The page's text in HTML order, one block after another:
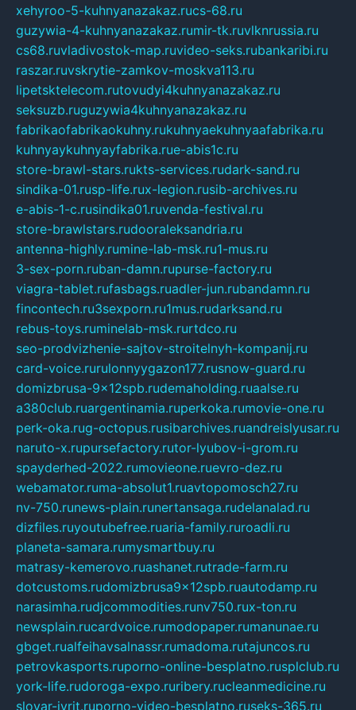
xehyroo-5-kuhnyanazakaz.rucs-68.ru
guzywia-4-kuhnyanazakaz.rumir-tk.ruvlknrussia.ru
cs68.ruvladivostok-map.ruvideo-seks.rubankaribi.ru
raszar.ruvskrytie-zamkov-moskva113.ru
lipetsktelecom.rutovudyi4kuhnyanazakaz.ru
seksuzb.ruguzywia4kuhnyanazakaz.ru
fabrikaofabrikaokuhny.rukuhnyaekuhnyaafabrika.ru
kuhnyaykuhnyayfabrika.rue-abis1c.ru
store-brawl-stars.rukts-services.rudark-sand.ru
sindika-01.rusp-life.rux-legion.rusib-archives.ru
e-abis-1-c.rusindika01.ruvenda-festival.ru
store-brawlstars.rudooraleksandria.ru
antenna-highly.rumine-lab-msk.ru1-mus.ru
3-sex-porn.ruban-damn.rupurse-factory.ru
viagra-tablet.rufasbags.ruadler-jun.rubandamn.ru
fincontech.ru3sexporn.ru1mus.rudarksand.ru
rebus-toys.ruminelab-msk.rurtdco.ru
seo-prodvizhenie-sajtov-stroitelnyh-kompanij.ru
card-voice.rurulonnyygazon177.rusnow-guard.ru
domizbrusa-9x12spb.rudemaholding.ruaalse.ru
a380club.ruargentinamia.ruperkoka.rumovie-one.ru
perk-oka.rug-octopus.rusibarchives.ruandreislyusar.ru
naruto-x.rupursefactory.rutor-lyubov-i-grom.ru
spayderhed-2022.rumovieone.ruevro-dez.ru
webamator.ruma-absolut1.ruavtopomosch27.ru
nv-750.runews-plain.runertansaga.rudelanalad.ru
dizfiles.ruyoutubefree.ruaria-family.ruroadli.ru
planeta-samara.rumysmartbuy.ru
matrasy-kemerovo.ruashanet.rutrade-farm.ru
dotcustoms.rudomizbrusa9x12spb.ruautodamp.ru
narasimha.rudjcommodities.runv750.rux-ton.ru
newsplain.rucardvoice.rumodopaper.rumanunae.ru
gbget.rualfeihavsalnassr.rumadoma.rutajuncos.ru
petrovkasports.ruporno-online-besplatno.rusplclub.ru
york-life.rudoroga-expo.ruribery.rucleanmedicine.ru
slovar-ivrit.ruporno-video-besplatno.ruseks-365.ru